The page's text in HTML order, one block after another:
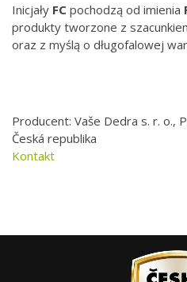
Inicjały FC pochodzą od imienia
produkty tworzone z
oraz z myślą o długofalowej
Producent: Vaše Dedra s. r. o.,
Česká republika
Kontakt